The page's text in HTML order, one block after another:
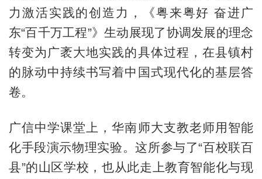
力激活实践的创造力，《粤来粤好 奋进广
东“百千万工程”》生动展现了协调发展的理念
转变为广袤大地实践的具体过程，在县镇村
的脉动中持续书写着中国式现代化的基层答
卷。
广信中学课堂上，华南师大支教老师用智能
化手段演示物理实验。这所参与了“百校联百
县”的山区学校，也从此走上教育智能化与现